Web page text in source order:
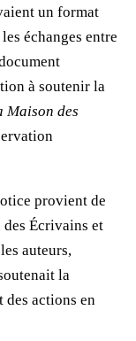
un format
échanges entre
à soutenir la
Maison des
provient de
Écrivains et
auteurs,
la
des actions en